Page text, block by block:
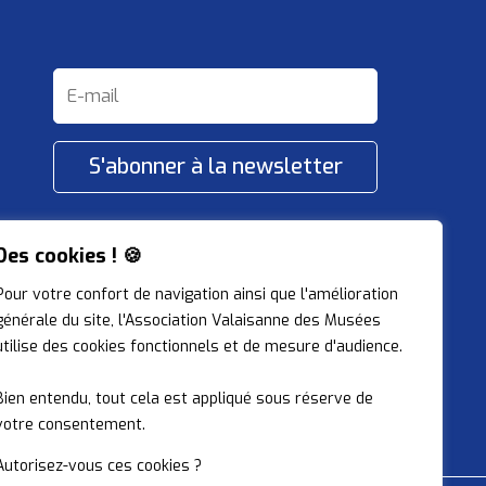
cookies ! 🍪
votre confort de navigation ainsi que l'amélioration
du site, l'Association Valaisanne des Musées
des cookies fonctionnels et de mesure d'audience.
entendu, tout cela est appliqué sous réserve de
consentement.
vous ces cookies ?
S'abonner à la newsletter
Restons connectés !